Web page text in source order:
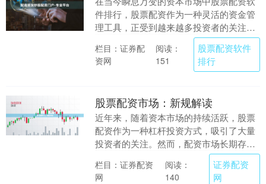
件排行，股票配资作为一种灵活的资金管
理工具，正受到越来越多投资者的关注。
然而，面对市场上琳琅满目的配资平台，
如何选择一个安全....
栏目：证券配
资网
阅读：
151
股票配资软件
排行
股票配资市场：新规解读
近年来，随着资本市场的持续活跃，股票
配资作为一种杠杆投资方式，吸引了大量
投资者的关注。然而，配资市场长期存在
监管灰色地带，风险隐患不容忽视。近期
证券配资网，监管....
栏目：证券配资
网
阅读：
140
证券配资
网